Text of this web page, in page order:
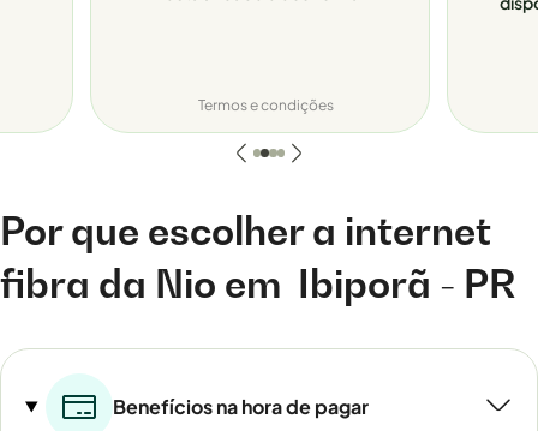
Termos e condições
Por que escolher a internet
fibra da Nio em Ibiporã - PR
Benefícios na hora de pagar